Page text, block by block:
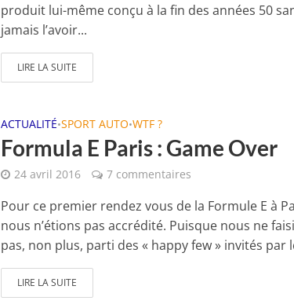
produit lui-même conçu à la fin des années 50
jamais l’avoir...
LIRE LA SUITE
ACTUALITÉ•SPORT AUTO•WTF ?
Formula E Paris : Game Over
24 avril 2016 7 commentaires
Pour ce premier rendez vous de la Formule E à
nous n’étions pas accrédité. Puisque nous ne
pas, non plus, parti des « happy few » invités par
LIRE LA SUITE